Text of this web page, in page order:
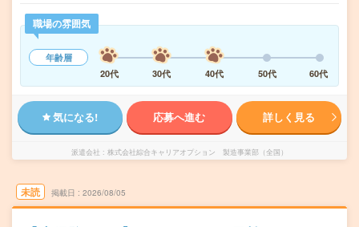
職場の雰囲気
年齢層
20代
30代 40代 50代 60代
気になる! 応募へ進む 詳しく見る
派遣会社 株式会社綜合キャリアオプション 製造事業部（全国）
未読 掲載日 2026/08/05